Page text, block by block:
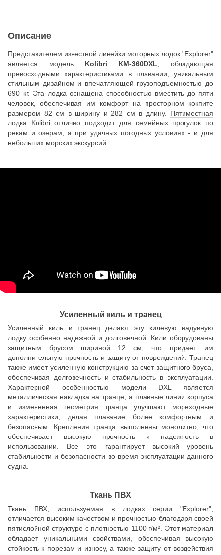
Описание
Представителем известной линейки моторных лодок "Explorer"
является модель Kolibri КМ-360DXL, обладающая
превосходными характеристиками в плавании, уникальным
стильным дизайном и впечатляющей грузоподъемностью до
690 кг. Эта лодка оснащена способностью вместить до пяти
человек, обеспечивая им комфорт на просторном кокпите
размером 82 см в ширину и 282 см в длину. Пятиместная
лодка Kolibriотлично подходит для семейных прогулок по
рекам и озерам, а при удачных погодных условиях - и для
небольших морских экскурсий.
Усиленный киль и транец
Усиленный киль и транец делают эту килевую надувную
лодку особенно надежной и долговечной. Кили оборудованы
защитным брусом шириной 12 см, что придает им
дополнительную прочность и защиту от повреждений. Транец
также имеет усиленную конструкцию за счет защитного бруса,
обеспечивая долговечность и стабильность в эксплуатации.
Характерной особенностью модели DXL является
металлическая накладка на транце, а плавные линии корпуса
и измененная геометрия транца улучшают мореходные
характеристики, делая плавание более комфортным и
безопасным. Крепления транца выполнены монолитно, что
обеспечивает высокую прочность и надежность в
использовании. Все это гарантирует высокий уровень
стабильности и безопасности во время эксплуатации данного
судна.
Ткань ПВХ
Ткань ПВХ, используемая в лодках серии "Explorer",
отличается высоким качеством и прочностью благодаря своей
пятислойной структуре с плотностью 1100 г/м². Этот материал
обладает уникальными свойствами, обеспечивая высокую
стойкость к порезам и износу, а также защиту от воздействия